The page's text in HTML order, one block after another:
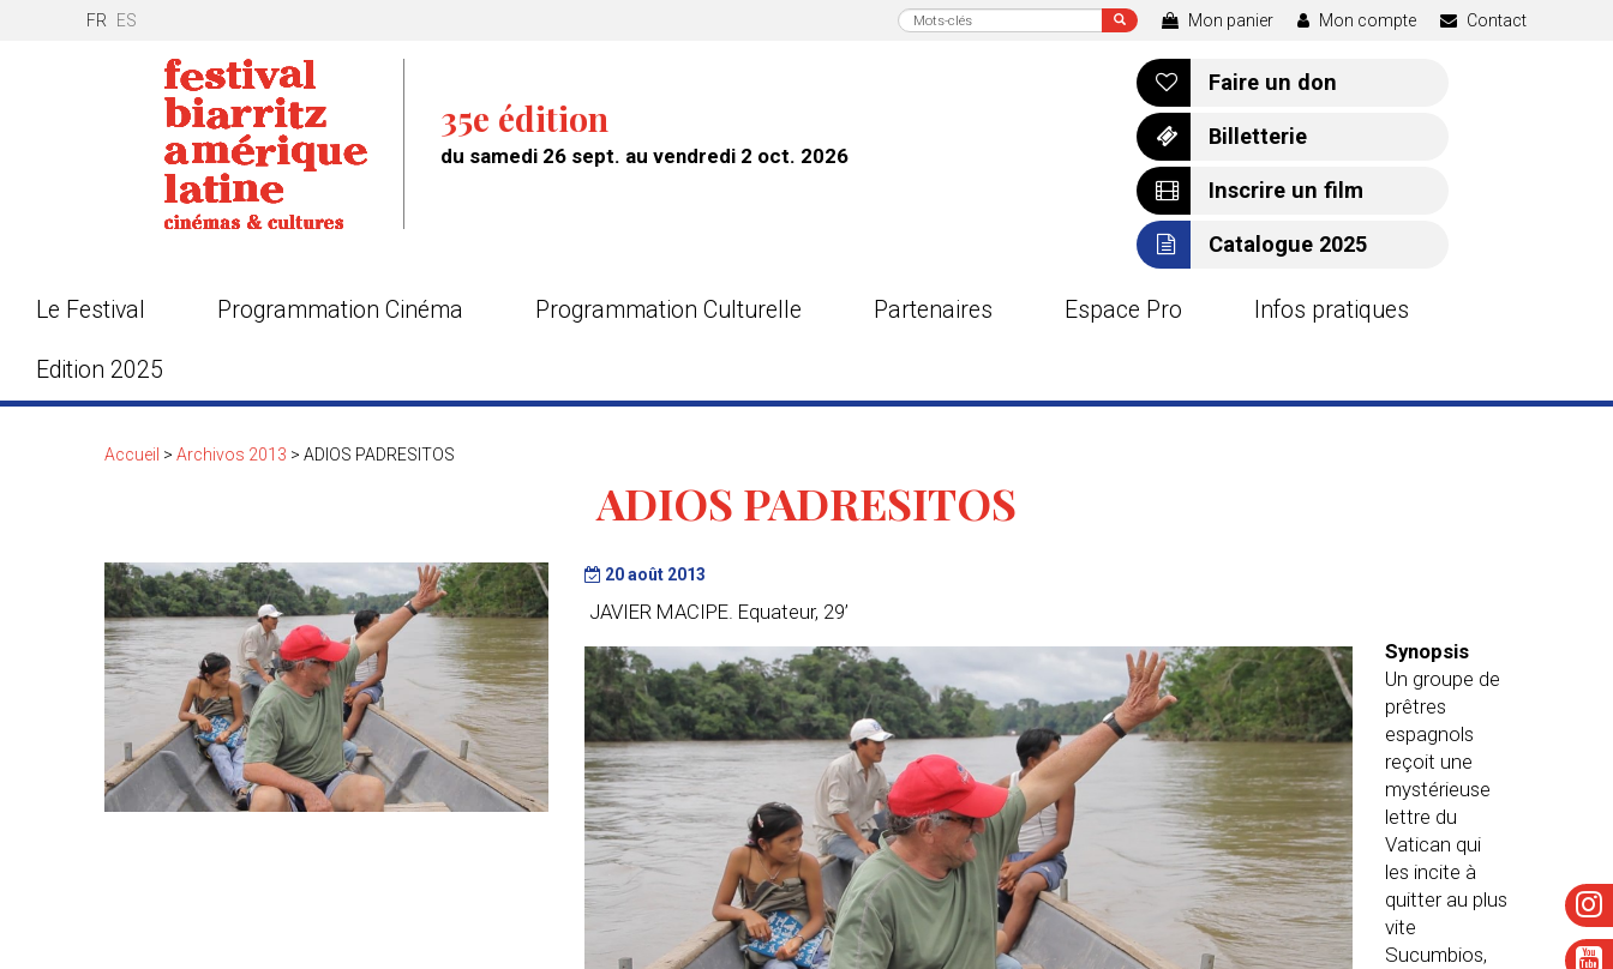
FR ES Mon panier Mon compte Contact
35e édition
du samedi 26 sept. au vendredi 2 oct. 2026
Faire un don
Billetterie
Inscrire un film
Catalogue 2025
Le Festival Programmation Cinéma Programmation Culturelle Partenaires Espace Pro Infos pratiques
Edition 2025
Accueil > Archivos 2013 > ADIOS PADRESITOS
ADIOS PADRESITOS
20 août 2013
JAVIER MACIPE. Equateur, 29’
Synopsis
Un groupe de
prêtres
espagnols
reçoit une
mystérieuse
lettre du
Vatican qui
les incite à
quitter au plus
vite
Sucumbios,